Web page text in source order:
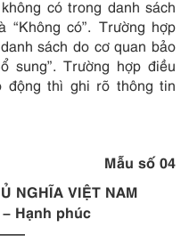
có trong danh sách
có”. Trường hợp
sách do cơ quan bảo
sung”. Trường hợp điều
động thì ghi rõ thông tin
Mẫu số 04
NGHĨA VIỆT NAM
Hạnh phúc